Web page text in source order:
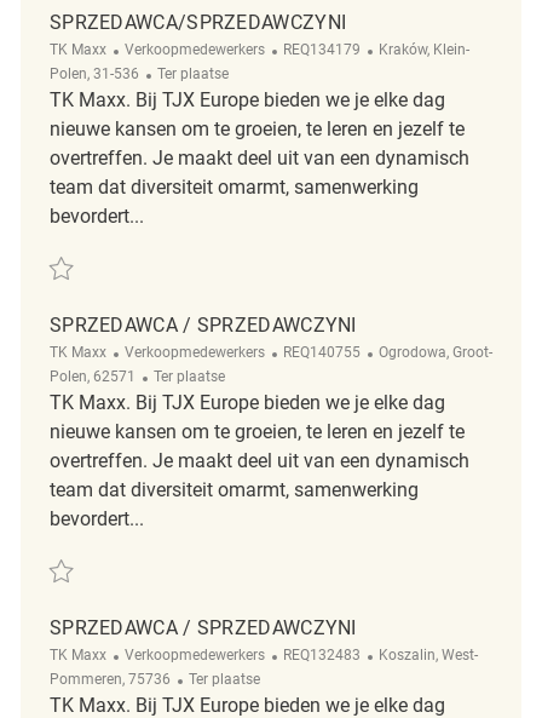
SPRZEDAWCA/SPRZEDAWCZYNI
TK Maxx Categorie
Verkoopmedewerkers ReqId
REQ134179 Plaats
Kraków, Klein-
Polen, 31-536
Afgelegen
Ter plaatse
TK Maxx. Bij TJX Europe bieden we je elke dag
nieuwe kansen om te groeien, te leren en jezelf te
overtreffen. Je maakt deel uit van een dynamisch
team dat diversiteit omarmt, samenwerking
bevordert...
Redden Sprzedawca/Sprzedawczyni REQ134179
SPRZEDAWCA / SPRZEDAWCZYNI
TK Maxx Categorie
Verkoopmedewerkers ReqId
REQ140755 Plaats
Ogrodowa, Groot-
Polen, 62571
Afgelegen
Ter plaatse
TK Maxx. Bij TJX Europe bieden we je elke dag
nieuwe kansen om te groeien, te leren en jezelf te
overtreffen. Je maakt deel uit van een dynamisch
team dat diversiteit omarmt, samenwerking
bevordert...
Redden Sprzedawca / Sprzedawczyni REQ140755
SPRZEDAWCA / SPRZEDAWCZYNI
TK Maxx Categorie
Verkoopmedewerkers ReqId
REQ132483 Plaats
Koszalin, West-
Pommeren, 75736
Afgelegen
Ter plaatse
TK Maxx. Bij TJX Europe bieden we je elke dag